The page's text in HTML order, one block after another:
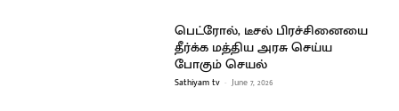
பெட்ரோல், டீசல் பிரச்சினையை
தீர்க்க மத்திய அரசு செய்ய
போகும் செயல்
Sathiyam tv - June 7, 2026